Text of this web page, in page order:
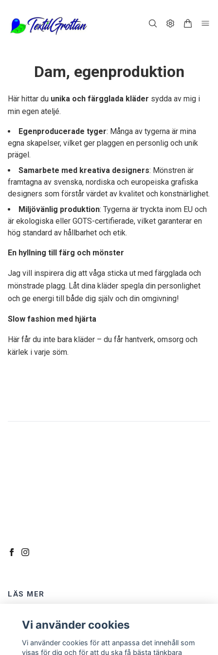
Dam, egenproduktion
Här hittar du unika och färgglada kläder sydda av mig i
min egen ateljé.
Egenproducerade tyger: Många av tygerna är mina
egna skapelser, vilket ger plaggen en personlig och unik
prägel.
Samarbete med kreativa designers: Mönstren är
framtagna av svenska, nordiska och europeiska grafiska
designers som förstår värdet av kvalitet och konstnärlighet.
Miljövänlig produktion: Tygerna är tryckta inom EU och
är ekologiska eller GOTS-certifierade, vilket garanterar en
hög standard av hållbarhet och etik.
En hyllning till färg och mönster
Jag vill inspirera dig att våga sticka ut med färgglada och
mönstrade plagg. Låt dina kläder spegla din personlighet
och ge energi till både dig själv och din omgivning!
Slow fashion med hjärta
Här får du inte bara kläder – du får hantverk, omsorg och
kärlek i varje söm.
LÄS MER
Om oss
Köpvillkor
Vi använder cookies
Vi använder cookies för att anpassa det innehåll som
visas för dig och för att du ska få bästa tänkbara